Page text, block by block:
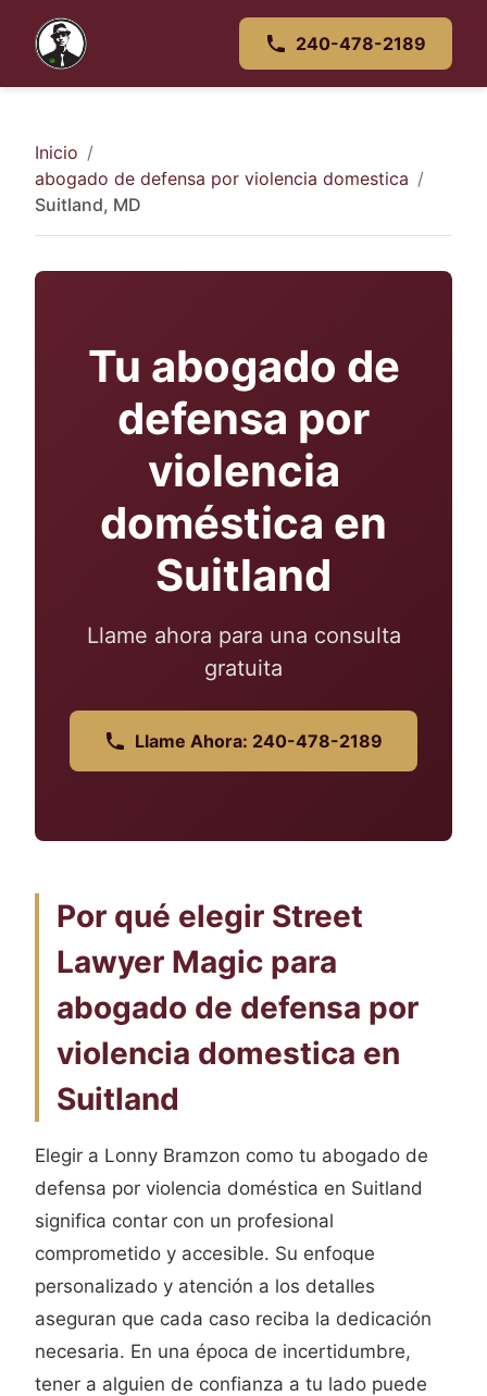
240-478-2189
Inicio
abogado de defensa por violencia domestica
Suitland, MD
Tu abogado de
defensa por
violencia
doméstica en
Suitland
Llame ahora para una consulta
gratuita
Llame Ahora: 240-478-2189
Por qué elegir Street
Lawyer Magic para
abogado de defensa por
violencia domestica en
Suitland
Elegir a Lonny Bramzon como tu abogado de
defensa por violencia doméstica en Suitland
significa contar con un profesional
comprometido y accesible. Su enfoque
personalizado y atención a los detalles
aseguran que cada caso reciba la dedicación
necesaria. En una época de incertidumbre,
tener a alguien de confianza a tu lado puede